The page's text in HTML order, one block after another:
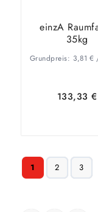
einzA
35kg
Grundpreis: 3,81 €
133,33€
1 2 3